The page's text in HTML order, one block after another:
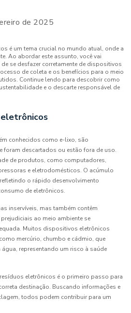
de 2025
é um tema crucial no mundo atual, onde a
Ao abordar este assunto, você vai
se desfazer corretamente de dispositivos
de coleta e os benefícios para o meio
Continue lendo para descobrir como
e o descarte responsável de
conhecidos como e-lixo, são
foram descartados ou estão fora de uso.
de produtos, como computadores,
e eletrodomésticos. O acúmulo
o rápido desenvolvimento
de eletrônicos.
inservíveis, mas também contêm
ao meio ambiente se
Muitos dispositivos eletrônicos
mercúrio, chumbo e cádmio, que
representando um risco à saúde
eletrônicos é o primeiro passo para
destinação. Buscando informações e
todos podem contribuir para um